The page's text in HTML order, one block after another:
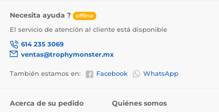
Necesita ayuda ? offline
El servicio de atención al cliente está disponible
614 235 3069
ventas@trophymonster.mx
También estamos en: Facebook WhatsApp
Acerca de su pedido Quiénes somos